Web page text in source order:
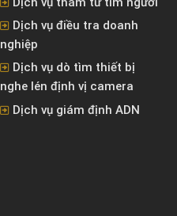
Dịch vụ điều tra doanh
nghiệp
Dịch vụ dò tìm thiết bị
nghe lén định vị camera
Dịch vụ giám định ADN